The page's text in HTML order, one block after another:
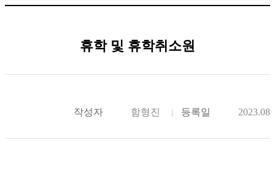
휴학 및 휴학취소원
작성자 함형진 등록일